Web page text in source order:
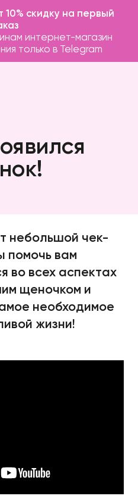
скидку на первый
интернет-магазин
только в Telegram
небольшой чек-
помочь вам
во всех аспектах
щеночком и
необходимое
жизни!